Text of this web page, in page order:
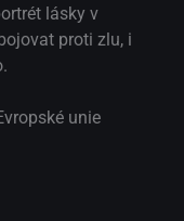
lásky v
proti zlu, i
unie